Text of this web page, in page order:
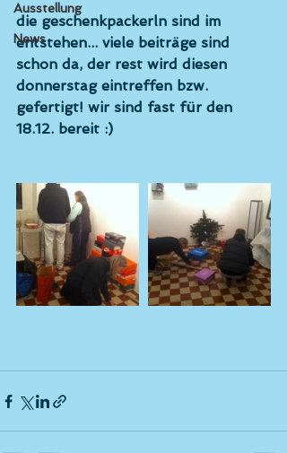
Ausstellung
News
die geschenkpackerln sind im
entstehen... viele beiträge sind
schon da, der rest wird diesen
donnerstag eintreffen bzw.
gefertigt! wir sind fast für den
18.12. bereit :)